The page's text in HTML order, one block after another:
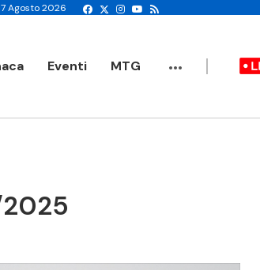
7 Agosto 2026
Eventi MTG ...